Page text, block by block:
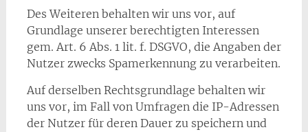
Des Weiteren behalten wir uns vor, auf
Grundlage unserer berechtigten Interessen
gem. Art. 6 Abs. 1 lit. f. DSGVO, die Angaben der
Nutzer zwecks Spamerkennung zu verarbeiten.
Auf derselben Rechtsgrundlage behalten wir
uns vor, im Fall von Umfragen die IP-Adressen
der Nutzer für deren Dauer zu speichern und